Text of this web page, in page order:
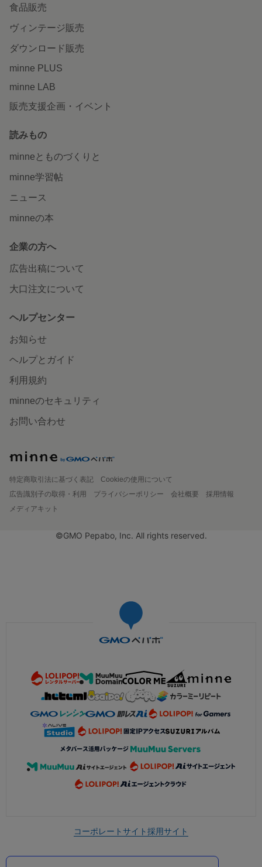
食品販売
ヴィンテージ販売
ダウンロード販売
minne PLUS
minne LAB
販売支援企画・イベント
読みもの
minneとものづくりと
minne学習帖
ニュース
minneの本
企業の方へ
広告出稿について
大口注文について
ヘルプセンター
お知らせ
ヘルプとガイド
利用規約
minneのセキュリティ
お問い合わせ
特定商取引法に基づく表記
Cookieの使用について
広告識別子の取得・利用
プライバシーポリシー 会社概要
採用情報
メディアキット
©GMO Pepabo, Inc. All rights reserved.
コーポレートサイト採用サイト